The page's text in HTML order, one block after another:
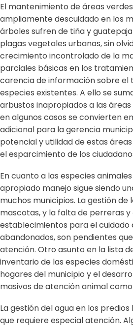
El mantenimiento de áreas
ampliamente descuidado en los
árboles sufren de tiña y
plagas vegetales urbanas, sin
crecimiento incontrolado de la
parciales básicas en los
carencia de información sobre el
especies existentes. A ello se
arbustos inapropiados a las
en algunos casos se convierten
adicional para la gerencia
potencial y utilidad de estas
el esparcimiento de los
En cuanto a las especies
apropiado manejo sigue siendo
muchos municipios. La gestión de
mascotas, y la falta de perreras y
establecimientos para el cuidado
abandonados, son pendientes
atención. Otro asunto en la lista
inventario de las especies
hogares del municipio y el
masivos de atención animal
La gestión del agua en los
que requiere especial atención.